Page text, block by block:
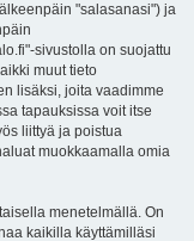
"salasanasi") ja
sivustolla on suojattu
muut tieto
lisäksi, joita vaadimme
tapauksissa voit itse
liittyä ja poistua
muokkaamalla omia
menetelmällä. On
kaikilla käyttämilläsi